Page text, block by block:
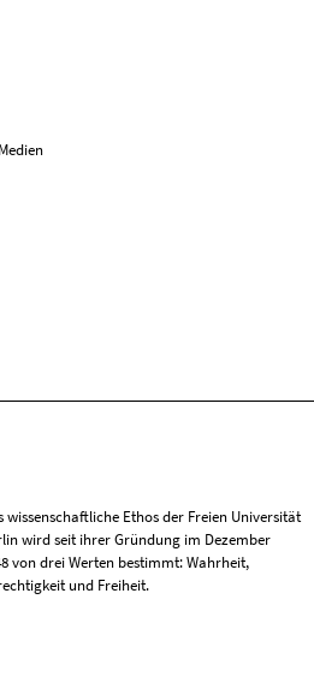
wissenschaftliche Ethos der Freien Universität
wird seit ihrer Gründung im Dezember
von drei Werten bestimmt: Wahrheit,
und Freiheit.